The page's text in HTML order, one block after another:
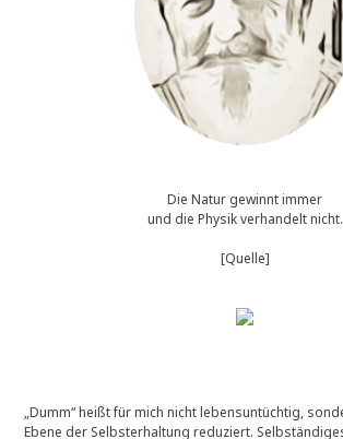
Die Natur gewinnt immer
und die Physik verhandelt nicht.
[Quelle]
„Dumm“ heißt für mich nicht lebensuntüchtig,
Ebene der Selbsterhaltung reduziert.